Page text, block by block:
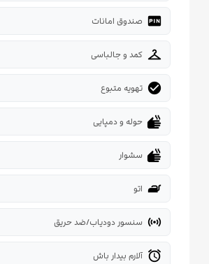
fiber_pin صندوق امانات
checkroom کمد و جالباسی
check_circle تهویه متبوع
dry حوله و دمپایی
dry سشوار
iron اتو
sensors سنسور دودیاب/ضد حریق
alarm آلارم بیدار باش